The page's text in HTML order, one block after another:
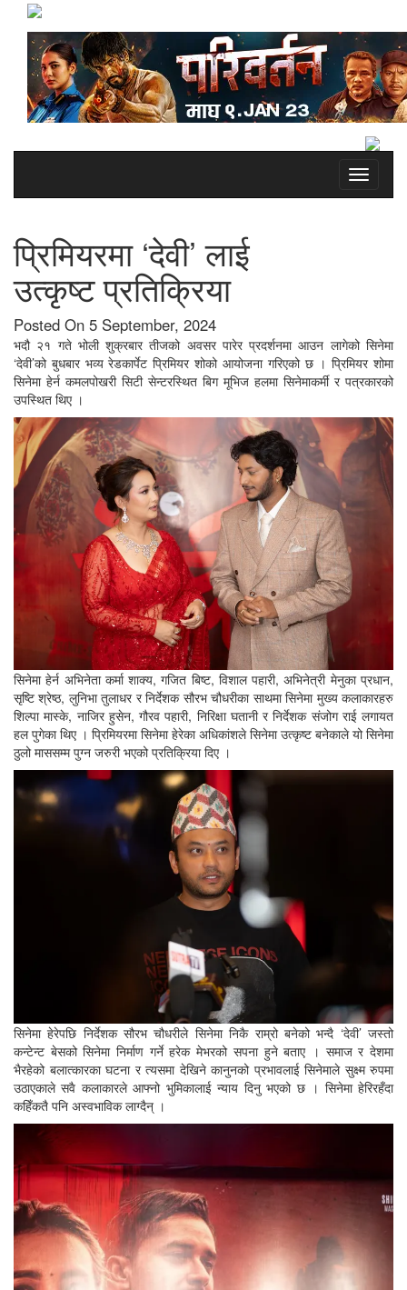
Toggle
प्रिमियरमा ‘देवी’ लाई
उत्कृष्ट प्रतिक्रिया
Posted On 5 September, 2024
भदौ २१ गते भोली शुक्रबार तीजको अवसर पारेर प्रदर्शनमा आउन लागेको सिनेमा
‘देवी’को बुधबार भव्य रेडकार्पेट प्रिमियर शोको आयोजना गरिएको छ । प्रिमियर शोमा
सिनेमा हेर्न कमलपोखरी सिटी सेन्टरस्थित बिग मूभिज हलमा सिनेमाकर्मी र पत्रकारको
उपस्थित थिए ।
सिनेमा हेर्न अभिनेता कर्मा शाक्य, गजित बिष्ट, विशाल पहारी, अभिनेत्री मेनुका प्रधान,
सृष्टि श्रेष्ठ, लुनिभा तुलाधर र निर्देशक सौरभ चौधरीका साथमा सिनेमा मुख्य कलाकारहरु
शिल्पा मास्के, नाजिर हुसेन, गौरव पहारी, निरिक्षा घतानी र निर्देशक संजोग राई लगायत
हल पुगेका थिए । प्रिमियरमा सिनेमा हेरेका अधिकांशले सिनेमा उत्कृष्ट बनेकाले यो सिनेमा
ठुलो माससम्म पुग्न जरुरी भएको प्रतिक्रिया दिए ।
सिनेमा हेरेपछि निर्देशक सौरभ चौधरीले सिनेमा निकै राम्रो बनेको भन्दै ‘देवी’ जस्तो
कन्टेन्ट बेसको सिनेमा निर्माण गर्ने हरेक मेभरको सपना हुने बताए । समाज र देशमा
भैरहेको बलात्कारका घटना र त्यसमा देखिने कानुनको प्रभावलाई सिनेमाले सुक्ष्म रुपमा
उठाएकाले सवै कलाकारले आफ्नो भुमिकालाई न्याय दिनु भएको छ । सिनेमा हेरिरहँदा
कहिँकतै पनि अस्वभाविक लाग्दैन् ।